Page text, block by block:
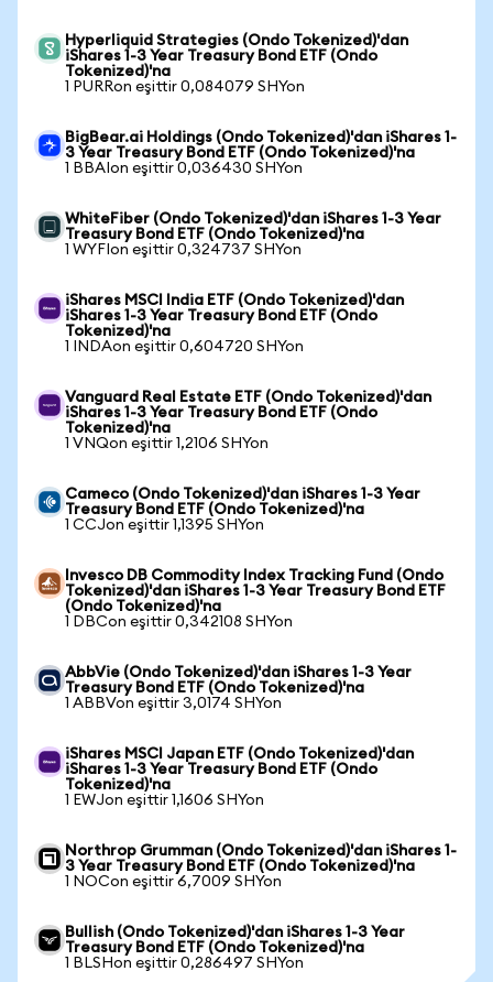
Hyperliquid Strategies (Ondo Tokenized)'dan
iShares 1-3 Year Treasury Bond ETF (Ondo
Tokenized)'na
1 PURRon eşittir 0,084079 SHYon
BigBear.ai Holdings (Ondo Tokenized)'dan iShares 1-
3 Year Treasury Bond ETF (Ondo Tokenized)'na
1 BBAIon eşittir 0,036430 SHYon
WhiteFiber (Ondo Tokenized)'dan iShares 1-3 Year
Treasury Bond ETF (Ondo Tokenized)'na
1 WYFIon eşittir 0,324737 SHYon
iShares MSCI India ETF (Ondo Tokenized)'dan
iShares 1-3 Year Treasury Bond ETF (Ondo
Tokenized)'na
1 INDAon eşittir 0,604720 SHYon
Vanguard Real Estate ETF (Ondo Tokenized)'dan
iShares 1-3 Year Treasury Bond ETF (Ondo
Tokenized)'na
1 VNQon eşittir 1,2106 SHYon
Cameco (Ondo Tokenized)'dan iShares 1-3 Year
Treasury Bond ETF (Ondo Tokenized)'na
1 CCJon eşittir 1,1395 SHYon
Invesco DB Commodity Index Tracking Fund (Ondo
Tokenized)'dan iShares 1-3 Year Treasury Bond ETF
(Ondo Tokenized)'na
1 DBCon eşittir 0,342108 SHYon
AbbVie (Ondo Tokenized)'dan iShares 1-3 Year
Treasury Bond ETF (Ondo Tokenized)'na
1 ABBVon eşittir 3,0174 SHYon
iShares MSCI Japan ETF (Ondo Tokenized)'dan
iShares 1-3 Year Treasury Bond ETF (Ondo
Tokenized)'na
1 EWJon eşittir 1,1606 SHYon
Northrop Grumman (Ondo Tokenized)'dan iShares 1-
3 Year Treasury Bond ETF (Ondo Tokenized)'na
1 NOCon eşittir 6,7009 SHYon
Bullish (Ondo Tokenized)'dan iShares 1-3 Year
Treasury Bond ETF (Ondo Tokenized)'na
1 BLSHon eşittir 0,286497 SHYon